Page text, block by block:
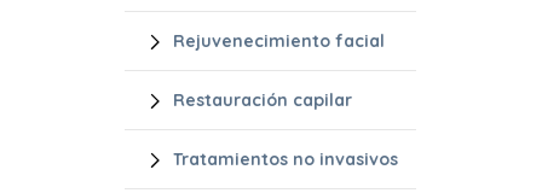
Rejuvenecimiento facial
Restauración capilar
Tratamientos no invasivos